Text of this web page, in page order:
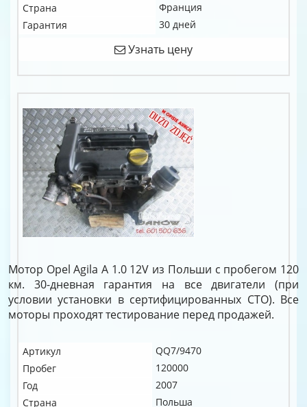
Страна
Франция
Гарантия
30 дней
Узнать цену
Мотор Opel Agila A 1.0 12V из Польши с пробегом 120
км. 30-дневная гарантия на все двигатели (при
условии установки в сертифицированных СТО). Все
моторы проходят тестирование перед продажей.
Артикул
QQ7/9470
Пробег
120000
Год
2007
Страна
Польша